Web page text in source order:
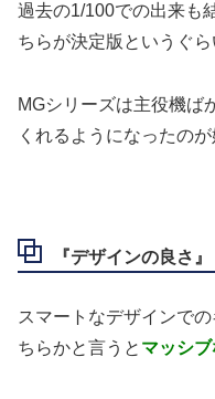
過去の1/100での出来も
ちらが決定版というぐ
MGシリーズは主役機ば
くれるようになったのが
『デザインの良さ』
スマートなデザインで
ちらかと言うと マッシ